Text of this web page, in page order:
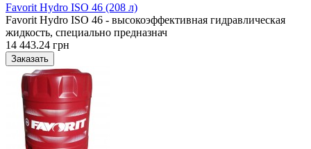
Favorit Hydro ISO 46 (208 л)
Favorit Hydro ISO 46 - высокоэффективная гидравлическая
жидкость, специально предназнач
14 443.24 грн